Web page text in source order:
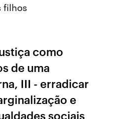
filhos
como
de uma
III - erradicar
e
sociais